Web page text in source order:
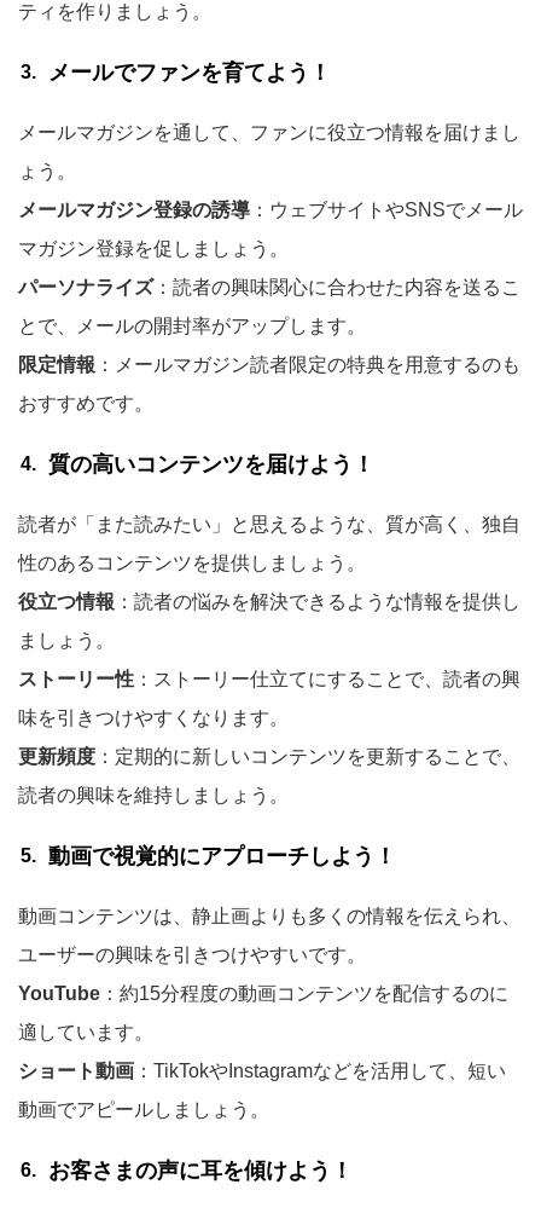
ティを作りましょう。
メールでファンを育てよう！
メールマガジンを通して、ファンに役立つ情報を届けまし
ょう。
メールマガジン登録の誘導 ：ウェブサイトやSNSでメール
マガジン登録を促しましょう。
パーソナライズ：読者の興味関心に合わせた内容を送るこ
とで、メールの開封率がアップします。
限定情報 ：メールマガジン読者限定の特典を用意するのも
おすすめです。
質の高いコンテンツを届けよう！
読者が「また読みたい」と思えるような、質が高く、独自
性のあるコンテンツを提供しましょう。
役立つ情報 ：読者の悩みを解決できるような情報を提供し
ましょう。
ストーリー性 ：ストーリー仕立てにすることで、読者の興
味を引きつけやすくなります。
更新頻度 ：定期的に新しいコンテンツを更新することで、
読者の興味を維持しましょう。
動画で視覚的にアプローチしよう！
動画コンテンツは、静止画よりも多くの情報を伝えられ、
ユーザーの興味を引きつけやすいです。
YouTube ：約15分程度の動画コンテンツを配信するのに
適しています。
ショート動画 ：TikTokやInstagramなどを活用して、短い
動画でアピールしましょう。
お客さまの声に耳を傾けよう！